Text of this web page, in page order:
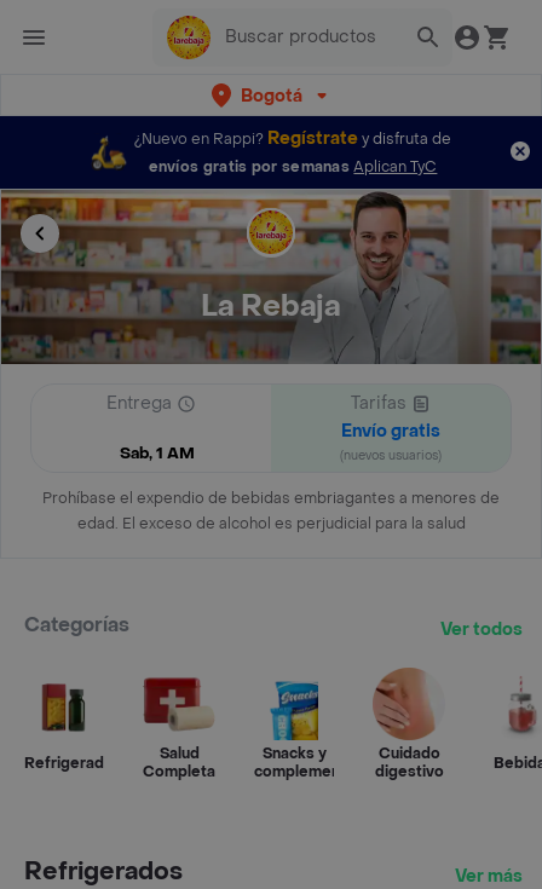
Bogotá
¿Nuevo en Rappi? Regístratey disfruta de
envíos gratis por semanas Aplican TyC
La Rebaja
Entrega
Sab, 1 AM
Tarifas
Envío gratis
(nuevos usuarios)
Prohíbase el expendio de bebidas embriagantes a menores de
edad. El exceso de alcohol es perjudicial para la salud
Categorías Ver todos
Refrigerados
Salud
Completa
Snacks y
complementos
Cuidado
digestivo
Refrigerados Ver más